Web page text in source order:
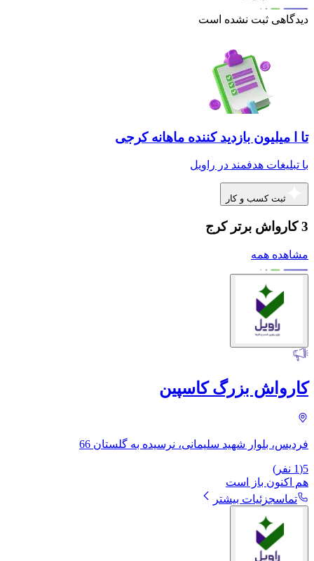
دیدگاهی ثبت نشده است
تا ا میلیون بازدید کننده ماهانه کرجی
با تبلیغات هدفمند در راویل
ثبت کسب و کار
3 کارواش برتر کرج
مشاهده همه
کارواش بزرگ کاسپین
فردیس، بلوار شهید سلیمانی، نرسیده به گلستان 66
5
(
1 نفر)
هم اکنون باز است
تماسجزئیات بیشتر